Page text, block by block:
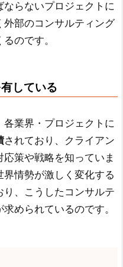
らないプロジェクトに
部のコンサルティング
のです。
している
業界・プロジェクトに
されており、クライアン
応策や戦略を知っていま
情勢が激しく変化する
、こうしたコンサルテ
められているのです。